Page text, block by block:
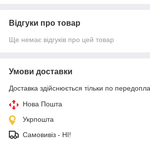
Відгуки про товар
Ще немає відгуків про цей товар
Умови доставки
Доставка здійснюється тільки по
Нова Пошта
Укрпошта
Самовивіз - НІ!